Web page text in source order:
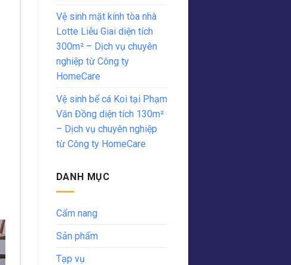
Vệ sinh mặt kính tòa nhà
Lotte Liễu Giai diện tích
300m² – Dịch vụ chuyên
nghiệp từ Công ty
HomeCare
Vệ sinh bể cá Koi tại Phạm
Văn Đồng diện tích 130m²
– Dịch vụ chuyên nghiệp
từ Công ty HomeCare
DANH MỤC
Cẩm nang
Sản phẩm
Tạp vụ